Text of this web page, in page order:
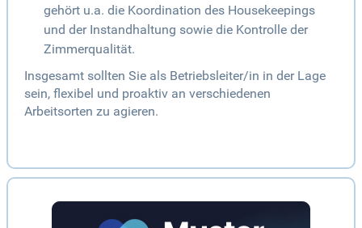
gehört u.a. die Koordination des Housekeepings
und der Instandhaltung sowie die Kontrolle der
Zimmerqualität.
Insgesamt sollten Sie als Betriebsleiter/in in der Lage
sein, flexibel und proaktiv an verschiedenen
Arbeitsorten zu agieren.